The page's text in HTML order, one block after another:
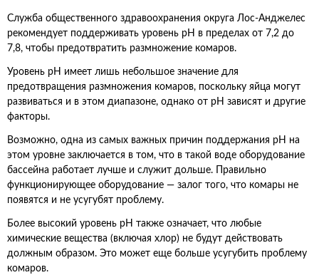
Служба общественного здравоохранения округа Лос-Анджелес
рекомендует поддерживать уровень pH в пределах от 7,2 до
7,8, чтобы предотвратить размножение комаров.
Уровень pH имеет лишь небольшое значение для
предотвращения размножения комаров, поскольку яйца могут
развиваться и в этом диапазоне, однако от pH зависят и другие
факторы.
Возможно, одна из самых важных причин поддержания pH на
этом уровне заключается в том, что в такой воде оборудование
бассейна работает лучше и служит дольше. Правильно
функционирующее оборудование — залог того, что комары не
появятся и не усугубят проблему.
Более высокий уровень pH также означает, что любые
химические вещества (включая хлор) не будут действовать
должным образом. Это может еще больше усугубить проблему
комаров.